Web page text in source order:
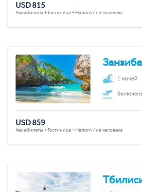
USD 815
Авиабилеты + Гостиница + Налоги / на человека
1 ночей
USD 859
Авиабилеты + Гостиница + Налоги / на человека